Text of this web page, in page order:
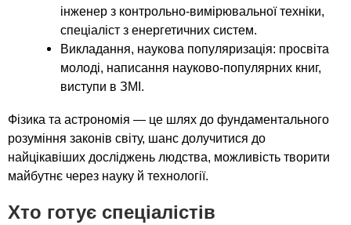
інженер з контрольно-вимірювальної техніки,
спеціаліст з енергетичних систем.
Викладання, наукова популяризація: просвіта
молоді, написання науково-популярних книг,
виступи в ЗМІ.
Фізика та астрономія — це шлях до фундаментального
розуміння законів світу, шанс долучитися до
найцікавіших досліджень людства, можливість творити
майбутнє через науку й технології.
Хто готує спеціалістів